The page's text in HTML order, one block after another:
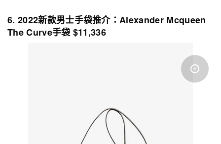
6. 2022新款男士手袋推介：Alexander Mcqueen
The Curve手袋 $11,336